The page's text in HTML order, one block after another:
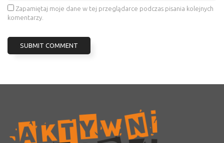
Zapamiętaj moje dane w tej przeglądarce podczas pisania kolejnych
komentarzy.